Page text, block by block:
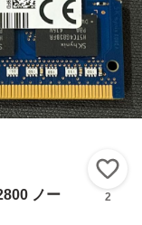
ノー
2